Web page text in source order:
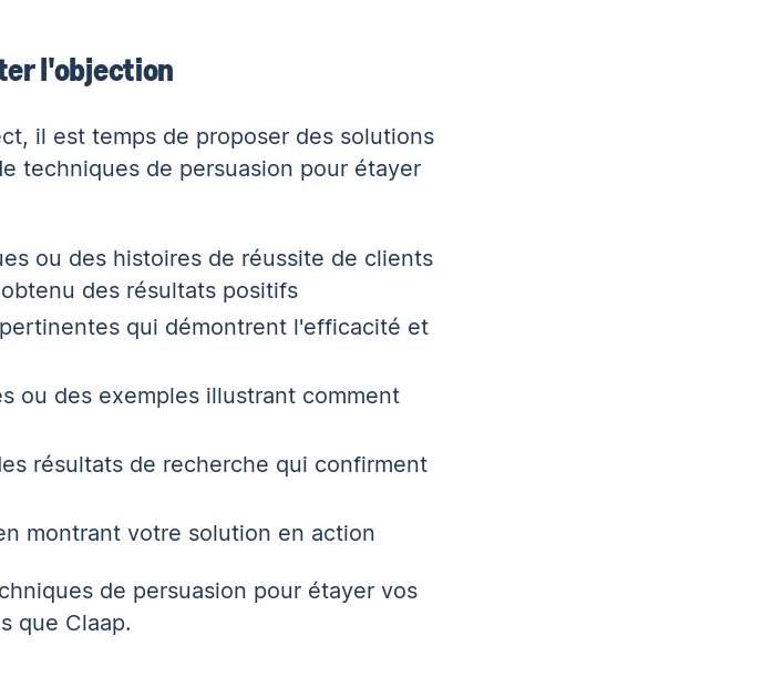
l'objection
il est temps de proposer des solutions
techniques de persuasion pour étayer
ou des histoires de réussite de clients
des résultats positifs
qui démontrent l'efficacité et
ou des exemples illustrant comment
résultats de recherche qui confirment
montrant votre solution en action
de persuasion pour étayer vos
que Claap.